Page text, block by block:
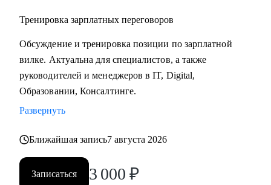
Тренировка зарплатных переговоров
Обсуждение и тренировка позиции по зарплатной
вилке. Актуальна для специалистов, а также
руководителей и менеджеров в IT, Digital,
Образовании, Консалтинге.
Развернуть
Ближайшая запись7 августа 2026
Записаться 3 000 ₽